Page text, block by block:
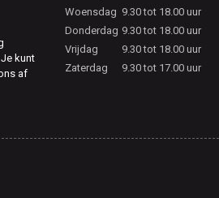
kunt
af
Woensdag 9.30 tot 18.00 uur
Donderdag 9.30 tot 18.00 uur
Vrijdag
9.30 tot 18.00 uur
Zaterdag
9.30 tot 17.00 uur